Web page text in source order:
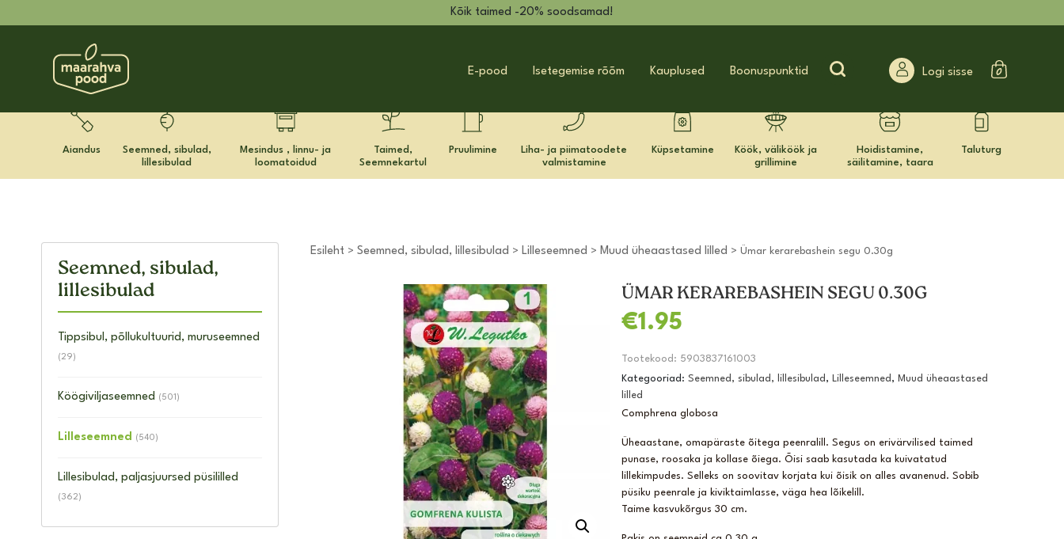
Kõik taimed -20% soodsamad!
E-pood Isetegemise rõõm Kauplused Boonuspunktid
Search for:
Logi sisse
Aiandus
Seemned, sibulad,
lillesibulad
Mesindus , linnu- ja
loomatoidud
Taimed,
Seemnekartul
Pruulimine
Liha- ja piimatoodete
valmistamine
Küpsetamine
Köök, väliköök ja
grillimine
Hoidistamine,
säilitamine, taara
Taluturg
Seemned, sibulad,
lillesibulad
Tippsibul, põllukultuurid, muruseemned
(29)
Köögiviljaseemned (501)
Lilleseemned (540)
Lillesibulad, paljasjuursed püsililled
(362)
Esileht > Seemned, sibulad, lillesibulad > Lilleseemned > Muud üheaastased lilled > Ümar kerarebashein segu 0.30g
ÜMAR KERAREBASHEIN SEGU 0.30G
€1.95
Tootekood: 5903837161003
Kategooriad: Seemned, sibulad, lillesibulad , Lilleseemned , Muud üheaastased
lilled
Comphrena globosa
Üheaastane, omapäraste õitega peenralill. Segus on erivärvilised taimed
punase, roosaka ja kollase õiega. Õisi saab kasutada ka kuivatatud
lillekimpudes. Selleks on soovitav korjata kui õisik on alles avanenud. Sobib
püsiku peenrale ja kiviktaimlasse, väga hea lõikelill.
Taime kasvukõrgus 30 cm.